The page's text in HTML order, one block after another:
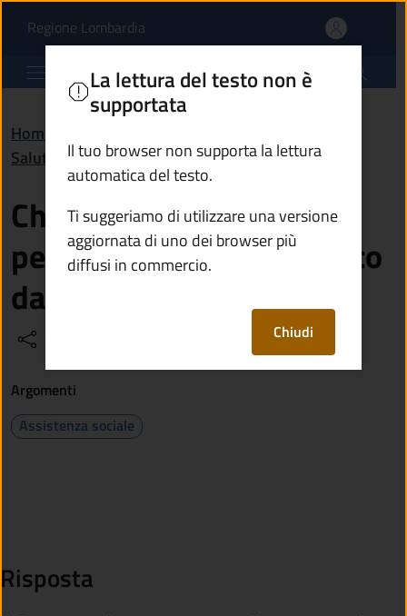
Che requisiti devo
Regione Lombardia(apre in un'altra scheda).
Comune di Monte Isola
Home
Salute, benessere e assistenza
Che requisiti devo avere
per ottenere un contributo
dal comune?
La lettura del testo non è
supportata
Il tuo browser non supporta la lettura
automatica del testo.
Ti suggeriamo di utilizzare una versione
aggiornata di uno dei browser più
diffusi in commercio.
Chiudi
Argomenti
Assistenza sociale
Risposta